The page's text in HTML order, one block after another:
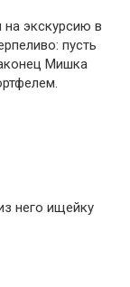
экскурсию в
пусть
Мишка
него ищейку